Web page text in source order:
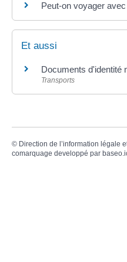
Peut-on voyager
Et aussi
Documents d'identité
Transports
© Direction de l’information légale
comarquage developpé par